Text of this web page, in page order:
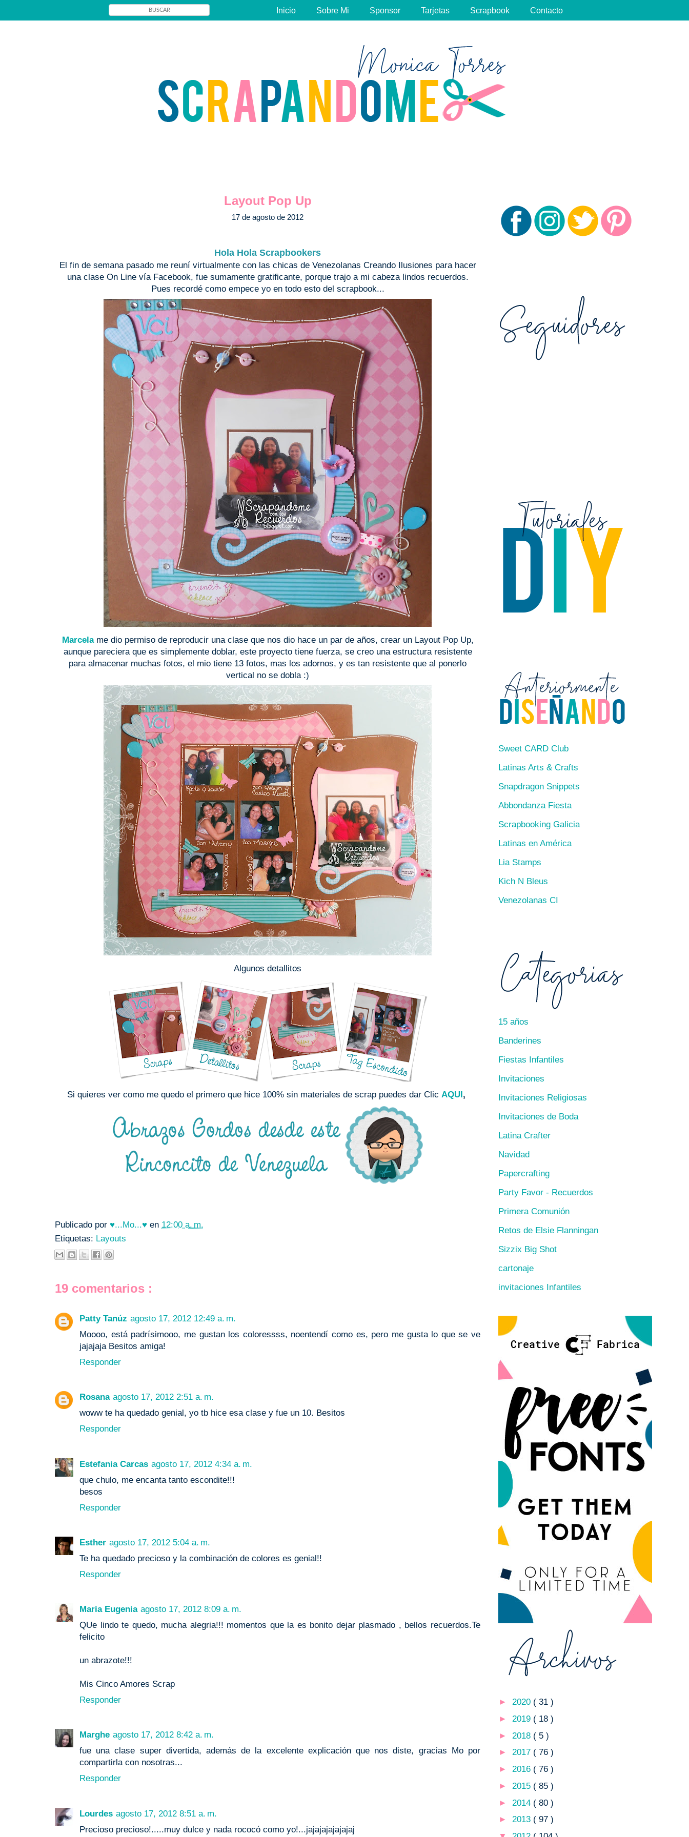
Inicio Sobre Mi Sponsor Tarjetas Scrapbook Contacto
Layout Pop Up
17 de agosto de 2012
Hola Hola Scrapbookers
El fin de semana pasado me reuní virtualmente con las chicas de Venezolanas Creando Ilusiones para hacer
una clase On Line vía Facebook, fue sumamente gratificante, porque trajo a mi cabeza lindos recuerdos.
Pues recordé como empece yo en todo esto del scrapbook...
Marcela me dio permiso de reproducir una clase que nos dio hace un par de años, crear un Layout Pop Up,
aunque pareciera que es simplemente doblar, este proyecto tiene fuerza, se creo una estructuraresistente
para almacenar muchas fotos, el mio tiene 13 fotos, mas los adornos, y es tan resistente que al ponerlo
vertical no se dobla :)
Algunos detallitos
Si quieres ver como me quedo el primero que hice 100% sin materiales de scrap puedes dar Clic AQUI,
Publicado por ♥...Mo...♥ en 12:00 a. m.
Etiquetas: Layouts
19 comentarios :
Patty Tanúz agosto 17, 2012 12:49 a. m.
Moooo, está padrísimooo, me gustan los coloressss, noentendí como es, pero me gusta lo que se ve
jajajaja Besitos amiga!
Responder
Rosana agosto 17, 2012 2:51 a. m.
woww te ha quedado genial, yo tb hice esa clase y fue un 10. Besitos
Responder
Estefania Carcas agosto 17, 2012 4:34 a. m.
que chulo, me encanta tanto escondite!!!
besos
Responder
Esther agosto 17, 2012 5:04 a. m.
Te ha quedado precioso y la combinación de colores es genial!!
Responder
Maria Eugenia agosto 17, 2012 8:09 a. m.
QUe lindo te quedo, mucha alegria!!! momentos que la es bonito dejar plasmado , bellos recuerdos.Te
felicito
un abrazote!!!
Mis Cinco Amores Scrap
Responder
Marghe agosto 17, 2012 8:42 a. m.
fue una clase super divertida, además de la excelente explicación que nos diste, gracias Mo por
compartirla con nosotras...
Responder
Lourdes agosto 17, 2012 8:51 a. m.
Precioso precioso!.....muy dulce y nada rococó como yo!...jajajajajajajaj
Sweet CARD Club
Latinas Arts & Crafts
Snapdragon Snippets
Abbondanza Fiesta
Scrapbooking Galicia
Latinas en América
Lia Stamps
Kich N Bleus
Venezolanas CI
15 años
Banderines
Fiestas Infantiles
Invitaciones
Invitaciones Religiosas
Invitaciones de Boda
Latina Crafter
Navidad
Papercrafting
Party Favor - Recuerdos
Primera Comunión
Retos de Elsie Flanningan
Sizzix Big Shot
cartonaje
invitaciones Infantiles
► 2020 ( 31 )
► 2019 ( 18 )
► 2018 ( 5 )
► 2017 ( 76 )
► 2016 ( 76 )
► 2015 ( 85 )
► 2014 ( 80 )
► 2013 ( 97 )